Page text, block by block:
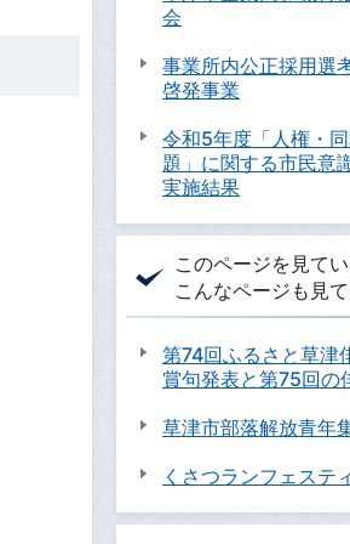
会
事業所内公正採用選
啓発事業
令和5年度「人権・
題」に関する市民意
実施結果
このページを見て
こんなページも見
第74回ふるさと草津
賞句発表と第75回の
草津市部落解放青年
くさつランフェステ